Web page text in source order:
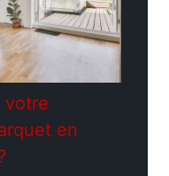
votre
en